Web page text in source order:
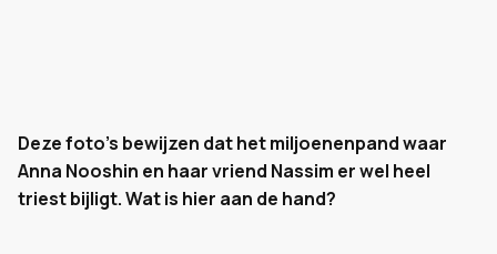
Deze foto's bewijzen dat het miljoenenpand waar
Anna Nooshin en haar vriend Nassim er wel heel
triest bijligt. Wat is hier aan de hand?